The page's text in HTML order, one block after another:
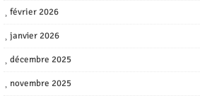
février 2026
janvier 2026
décembre 2025
novembre 2025